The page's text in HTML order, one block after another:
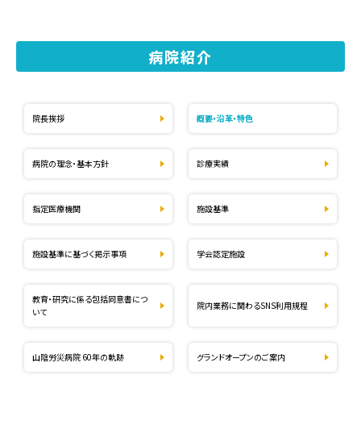
病院紹介
院長挨拶 概要・沿革・特色
病院の理念・基本方針 診療実績
指定医療機関 施設基準
施設基準に基づく掲示事項 学会認定施設
教育・研究に係る包括同意書につ
いて
院内業務に関わるSNS利用規程
山陰労災病院 60年の軌跡 グランドオープンのご案内